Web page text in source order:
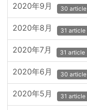
2020年9月 30 article
2020年8月 31 article
2020年7月 31 article
2020年6月 30 article
2020年5月 31 article